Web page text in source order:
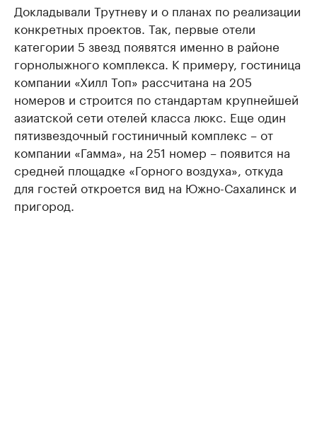
Докладывали Трутневу и о планах по реализации
конкретных проектов. Так, первые отели
категории 5 звезд появятся именно в районе
горнолыжного комплекса. К примеру, гостиница
компании «Хилл Топ» рассчитана на 205
номеров и строится по стандартам крупнейшей
азиатской сети отелей класса люкс. Еще один
пятизвездочный гостиничный комплекс – от
компании «Гамма», на 251 номер – появится на
средней площадке «Горного воздуха», откуда
для гостей откроется вид на Южно-Сахалинск и
пригород.